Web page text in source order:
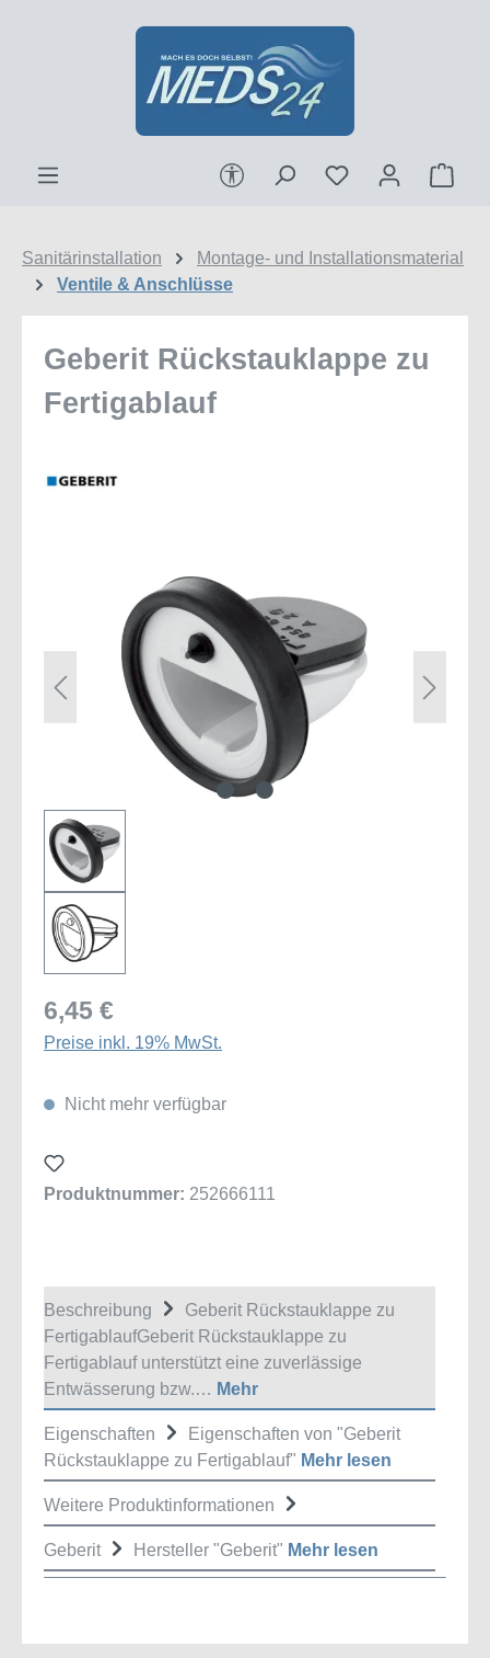
Zum Hauptinhalt springen
Werkzeugleiste anzeigen
Sanitärinstallation
Montage- und Installationsmaterial
Ventile & Anschlüsse
Geberit Rückstauklappe zu
Fertigablauf
Bildergalerie überspringen
6,45 €
Preise inkl. 19% MwSt.
Nicht mehr verfügbar
Produktnummer: 252666111
Beschreibung
Geberit Rückstauklappe zu
FertigablaufGeberit Rückstauklappe zu
Fertigablauf unterstützt eine zuverlässige
Entwässerung bzw.… Mehr
Eigenschaften
Eigenschaften von "Geberit
Rückstauklappe zu Fertigablauf" Mehr lesen
Weitere Produktinformationen
Geberit Hersteller "Geberit" Mehr lesen